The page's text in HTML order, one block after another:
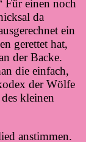
Für einen noch
da
ein
gerettet hat,
der Backe.
die einfach,
der Wölfe
kleinen
anstimmen.